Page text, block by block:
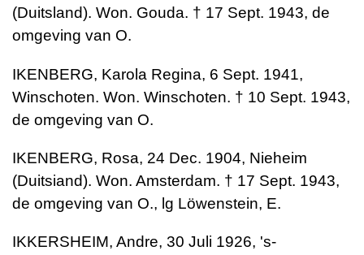
(Duitsland). Won. Gouda. † 17 Sept. 1943, de
omgeving van O.
IKENBERG, Karola Regina, 6 Sept. 1941,
Winschoten. Won. Winschoten. † 10 Sept. 1943,
de omgeving van O.
IKENBERG, Rosa, 24 Dec. 1904, Nieheim
(Duitsiand). Won. Amsterdam. † 17 Sept. 1943,
de omgeving van O., lg Löwenstein, E.
IKKERSHEIM, Andre, 30 Juli 1926, 's-